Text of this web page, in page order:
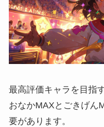
最高評価キャラを目指
おなかMAXとごきげん
要があります。